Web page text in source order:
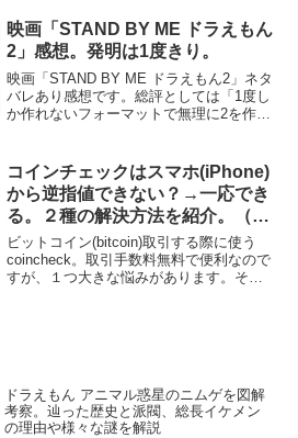
る側なのですが、そんなな私でも倍速視
聴はアリだと思うし、家で...
映画「STAND BY ME ドラえもん
2」感想。発明は1度きり。
映画「STAND BY ME ドラえもん2」ネタ
バレあり感想です。総評としては「1度し
か作れないフォーマットで無理に2を作っ
して作った作品だなという印象が強いで
す。感想...
コインチェックはスマホ(iPhone)
から逆指値できない？→一応でき
る。２種の解決方法を紹介。（簡
単だが使いづらい方法、大変だけ
ど柔軟な方法）
ビットコイン(bitcoin)取引する際に使う
coincheck。取引手数料無料で便利なので
すが、１つ大きな悩みがあります。それ
ドラえもん アニマル惑星のニムゲを図解
考察。辿った歴史と派閥、総長イケメン
の理由や様々な謎を解説